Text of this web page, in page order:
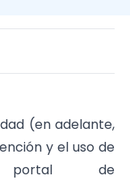
(en adelante,
y el uso de
de